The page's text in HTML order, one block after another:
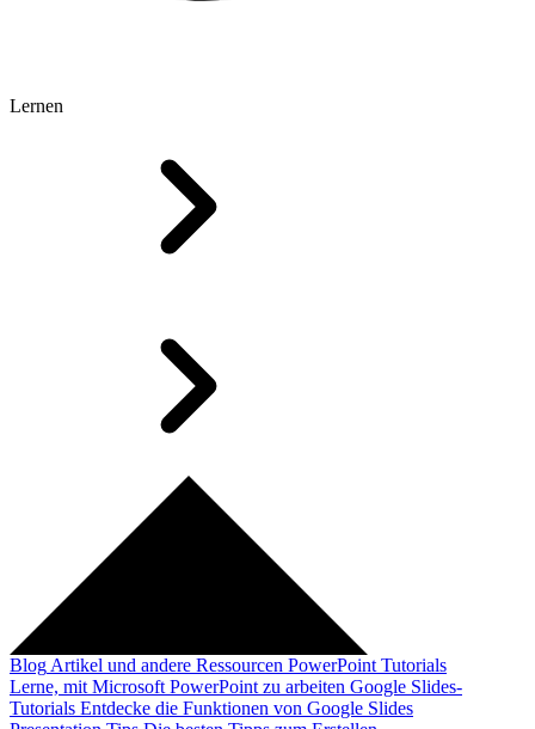
Lernen
Blog Artikel und andere Ressourcen PowerPoint Tutorials
Lerne, mit Microsoft PowerPoint zu arbeiten Google Slides-
Tutorials Entdecke die Funktionen von Google Slides